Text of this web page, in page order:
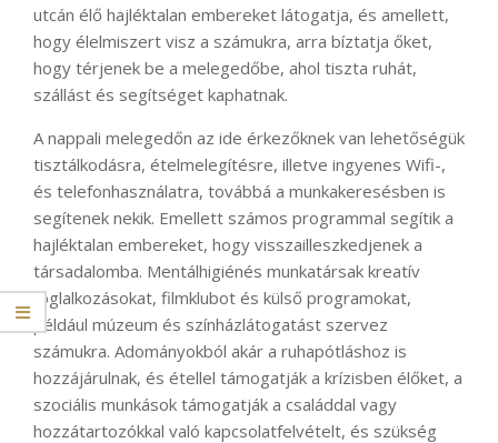
utcán élő hajléktalan embereket látogatja, és amellett,
hogy élelmiszert visz a számukra, arra bíztatja őket,
hogy térjenek be a melegedőbe, ahol tiszta ruhát,
szállást és segítséget kaphatnak.
A nappali melegedőn az ide érkezőknek van lehetőségük
tisztálkodásra, ételmelegítésre, illetve ingyenes Wifi-,
és telefonhasználatra, továbbá a munkakeresésben is
segítenek nekik. Emellett számos programmal segítik a
hajléktalan embereket, hogy visszailleszkedjenek a
társadalomba. Mentálhigiénés munkatársak kreatív
foglalkozásokat, filmklubot és külső programokat,
például múzeum és színházlátogatást szervez
számukra. Adományokból akár a ruhapótláshoz is
hozzájárulnak, és étellel támogatják a krízisben élőket, a
szociális munkások támogatják a családdal vagy
hozzátartozókkal való kapcsolatfelvételt, és szükség